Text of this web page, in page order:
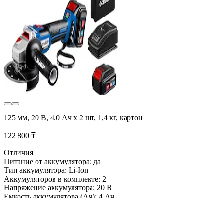
125 мм, 20 В, 4.0 Aч x 2 шт, 1,4 кг, картон
122 800 ₸
Отличия
Питание от аккумулятора: да
Тип аккумулятора: Li-Ion
Аккумуляторов в комплекте: 2
Напряжение аккумулятора: 20 В